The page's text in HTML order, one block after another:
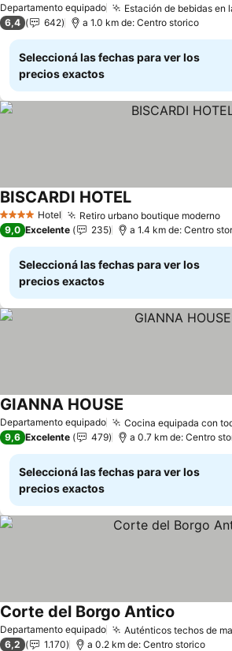
Departamento equipado Estación de bebidas en
6,4 642 a 1.0 km de: Centro storico
Seleccioná las fechas para ver los
precios exactos
4 EstrellasHotel Retiro urbano boutique moderno
BISCARDI HOTEL
9,0 Excelente 235 a 1.4 km de: Centro
Seleccioná las fechas para ver los
precios exactos
Departamento equipado Cocina equipada con
GIANNA HOUSE
9,6 Excelente 479 a 0.7 km de: Centro
Seleccioná las fechas para ver los
precios exactos
Departamento equipado Auténticos techos de
Corte del Borgo Antico
6,2 1.170 a 0.2 km de: Centro storico